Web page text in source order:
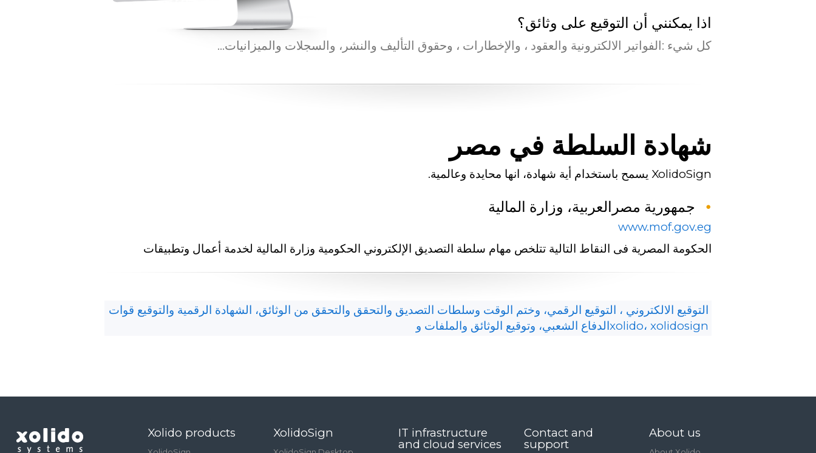
اذا يمكنني أن التوقيع على وثائق؟
...كل شيء :الفواتير الالكترونية والعقود ، والإخطارات ، وحقوق التأليف والنشر، والسجلات والميزانيات
شهادة السلطة في مصر
.يسمح باستخدام أية شهادة، انها محايدة وعالمية XolidoSign
جمهورية مصرالعربية، وزارة المالية
www.mof.gov.eg
الحكومة المصریة فى النقاط التالیة تتلخص مھام سلطة التصدیق الإلكتروني الحكومیة وزارة المالیة لخدمة أعمال وتطبیقات
التوقيع الالكتروني ، التوقيع الرقمي، وختم الوقت وسلطات التصديق والتحقق والتحقق من الوثائق، الشهادة الرقمية والتوقيع قوات
الدفاع الشعبي، وتوقيع الوثائق والملفات وxolido، xolidosign
Xolido products XolidoSign
IT infrastructure
and cloud services
Contact and
support
About us